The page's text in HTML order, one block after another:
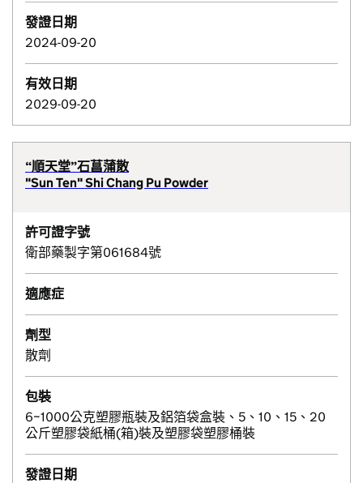
發證日期
2024-09-20
有效日期
2029-09-20
“順天堂”石菖蒲散
"Sun Ten" Shi Chang Pu Powder
許可證字號
衛部藥製字第061684號
適應症
劑型
散劑
包裝
6~1000公克塑膠瓶裝及鋁箔袋盒裝、5、10、15、20
公斤塑膠袋紙桶(箱)裝及塑膠袋塑膠桶裝
發證日期